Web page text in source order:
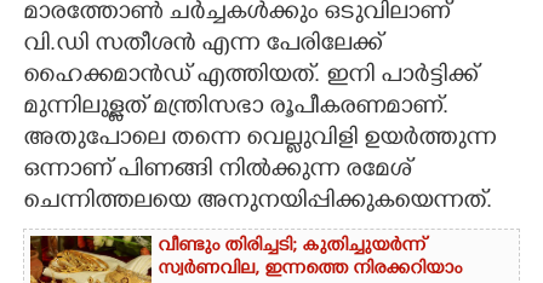
ZOOM
മാരത്തോണ്‍ ചര്‍ച്ചകള്‍ക്കും ഒടുവിലാണ്
വി.ഡി സതീശന്‍ എന്ന പേരിലേക്ക്
ഹൈക്കമാന്‍ഡ് എത്തിയത്. ഇനി പാര്‍ട്ടിക്ക്
മുന്നിലുള്ളത് മന്ത്രിസഭാ രൂപീകരണമാണ്.
അതുപോലെ തന്നെ വെല്ലുവിളി ഉയര്‍ത്തുന്ന
ഒന്നാണ് പിണങ്ങി നില്‍ക്കുന്ന രമേശ്
ചെന്നിത്തലയെ അനുനയിപ്പിക്കുകയെന്നത്.
വീണ്ടും തിരിച്ചടി; കുതിച്ചുയർന്ന്
സ്വർണവില, ഇന്നത്തെ നിരക്കറിയാം